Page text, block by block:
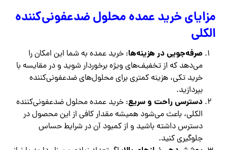
مزایای خرید عمده محلول ضدعفونی‌کننده
الکلی
صرفه‌جویی در هزینه‌ها: خرید عمده به شما این امکان را
می‌دهد که از تخفیف‌های ویژه برخوردار شوید و در مقایسه با
خرید تکی، هزینه کمتری برای محلول‌های ضدعفونی‌کننده
بپردازید.
دسترسی راحت و سریع: خرید عمده محلول ضدعفونی‌کننده
الکلی، باعث می‌شود همیشه مقدار کافی از این محصول در
دسترس داشته باشید و از کمبود آن در شرایط حساس
جلوگیری کنید.